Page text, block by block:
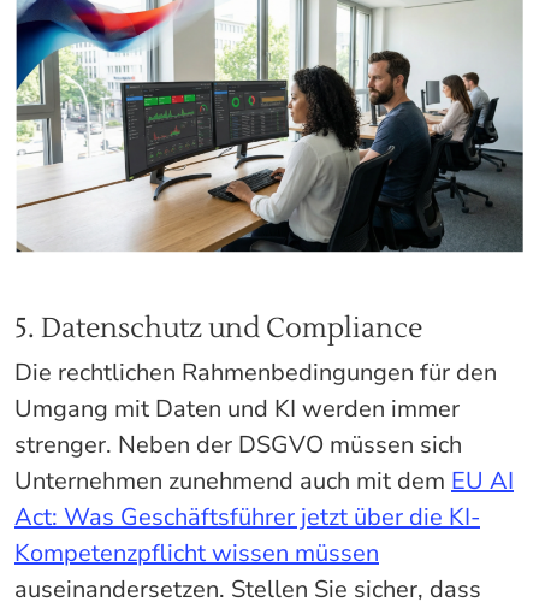
5. Datenschutz und Compliance
Die rechtlichen Rahmenbedingungen für den
Umgang mit Daten und KI werden immer
strenger. Neben der DSGVO müssen sich
Unternehmen zunehmend auch mit dem EU AI
Act: Was Geschäftsführer jetzt über die KI-
Kompetenzpflicht wissen müssen
auseinandersetzen. Stellen Sie sicher, dass